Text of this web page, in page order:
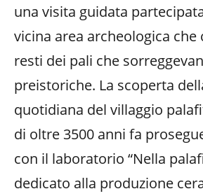
una visita guidata
vicina area archeologica che
resti dei pali che
preistoriche. La scoperta
quotidiana del villaggio
di oltre 3500 anni fa
con il laboratorio “Nella
dedicato alla produzione